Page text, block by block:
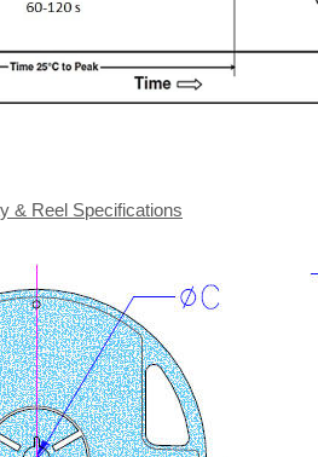
& Reel Specifications